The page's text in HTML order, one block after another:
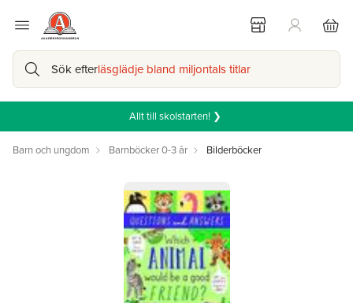
Sök efterläsglädje bland miljontals titlar
Allt till skolstarten! ❯
Barn och ungdom Barnböcker 0-3 år Bilderböcker